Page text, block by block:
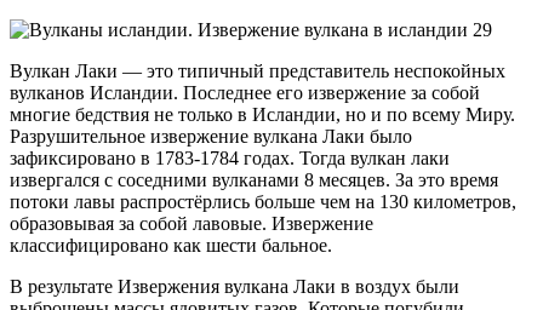
Вулкан Лаки — это типичный представитель неспокойных
вулканов Исландии. Последнее его извержение за собой
многие бедствия не только в Исландии, но и по всему Миру.
Разрушительное извержение вулкана Лаки было
зафиксировано в 1783-1784 годах. Тогда вулкан лаки
извергался с соседними вулканами 8 месяцев. За это время
потоки лавы распростёрлись больше чем на 130 километров,
образовывая за собой лавовые. Извержение
классифицировано как шести бальное.
В результате Извержения вулкана Лаки в воздух были